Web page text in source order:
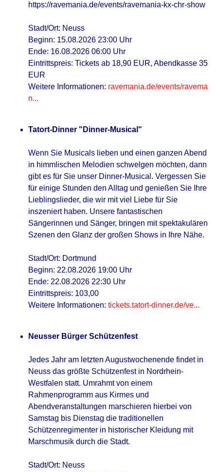
https://ravemania.de/events/ravemania-kx-chr-show
Stadt/Ort: Neuss
Beginn: 15.08.2026 23:00 Uhr
Ende: 16.08.2026 06:00 Uhr
Eintrittspreis: Tickets ab 18,90 EUR, Abendkasse 35
EUR
Weitere Informationen: ravemania.de/events/ravema
n...
Tatort-Dinner "Dinner-Musical"
Wenn Sie Musicals lieben und einen ganzen Abend
in himmlischen Melodien schwelgen möchten, dann
gibt es für Sie unser Dinner-Musical. Vergessen Sie
für einige Stunden den Alltag und genießen Sie Ihre
Lieblingslieder, die wir mit viel Liebe für Sie
inszeniert haben. Unsere fantastischen
Sängerinnen und Sänger, bringen mit spektakulären
Szenen den Glanz der großen Shows in Ihre Nähe.
Stadt/Ort: Dortmund
Beginn: 22.08.2026 19:00 Uhr
Ende: 22.08.2026 22:30 Uhr
Eintrittspreis: 103,00
Weitere Informationen: tickets.tatort-dinner.de/ve...
Neusser Bürger Schützenfest
Jedes Jahr am letzten Augustwochenende findet in
Neuss das größte Schützenfest in Nordrhein-
Westfalen statt. Umrahmt von einem
Rahmenprogramm aus Kirmes und
Abendveranstaltungen marschieren hierbei von
Samstag bis Dienstag die traditionellen
Schützenregimenter in historischer Kleidung mit
Marschmusik durch die Stadt.
Stadt/Ort: Neuss